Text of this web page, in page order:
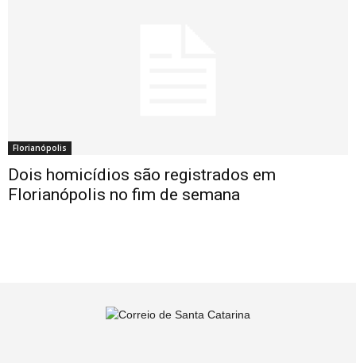
Florianópolis
Dois homicídios são registrados em
Florianópolis no fim de semana